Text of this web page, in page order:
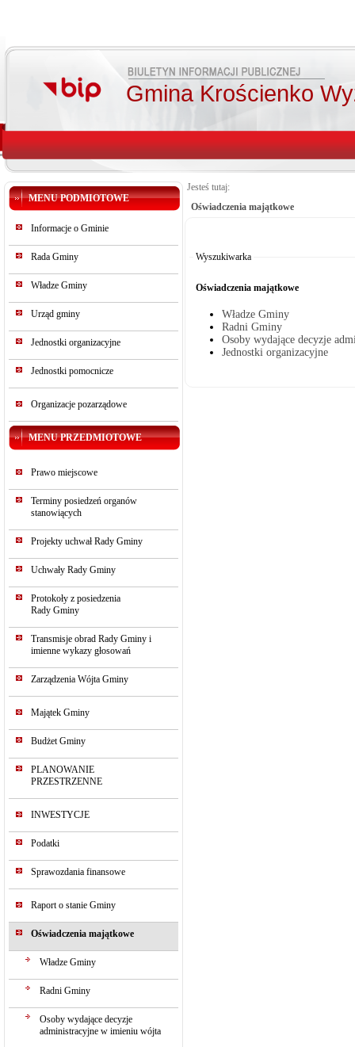
Gmina Krościenko
MENU PODMIOTOWE
Informacje o Gminie
Rada Gminy
Władze Gminy
Urząd gminy
Jednostki organizacyjne
Jednostki pomocnicze
Organizacje pozarządowe
MENU PRZEDMIOTOWE
Prawo miejscowe
Terminy posiedzeń organów
stanowiących
Projekty uchwał Rady Gminy
Uchwały Rady Gminy
Protokoły z posiedzenia
Rady Gminy
Transmisje obrad Rady Gminy i
imienne wykazy głosowań
Zarządzenia Wójta Gminy
Majątek Gminy
Budżet Gminy
PLANOWANIE
PRZESTRZENNE
INWESTYCJE
Podatki
Sprawozdania finansowe
Raport o stanie Gminy
Oświadczenia majątkowe
Władze Gminy
Radni Gminy
Osoby wydające decyzje
administracyjne w imieniu wójta
Jesteś tutaj:
Oświadczenia majątkowe
Wyszukiwarka
Oświadczenia majątkowe
Władze Gminy
Radni Gminy
Osoby wydające decyzje
Jednostki organizacyjne